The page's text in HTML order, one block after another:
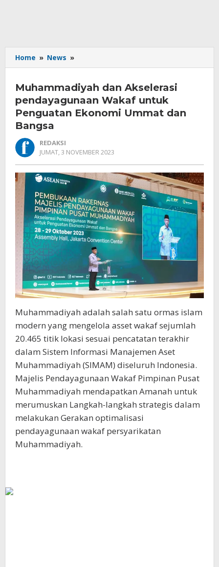
Home » News »
dan
pendayagunaan
Wakaf
untuk
Penguatan
dan
Muhammadiyah dan Akselerasi
pendayagunaan Wakaf untuk
Penguatan Ekonomi Ummat dan
Bangsa
REDAKSI
JUMAT, 3 NOVEMBER 2023
Muhammadiyah adalah salah satu ormas islam
modern yang mengelola asset wakaf sejumlah
20.465 titik lokasi sesuai pencatatan terakhir
dalam Sistem Informasi Manajemen Aset
Muhammadiyah (SIMAM) diseluruh Indonesia.
Majelis Pendayagunaan Wakaf Pimpinan Pusat
Muhammadiyah mendapatkan Amanah untuk
merumuskan Langkah-langkah strategis dalam
melakukan Gerakan optimalisasi
pendayagunaan wakaf persyarikatan
Muhammadiyah.